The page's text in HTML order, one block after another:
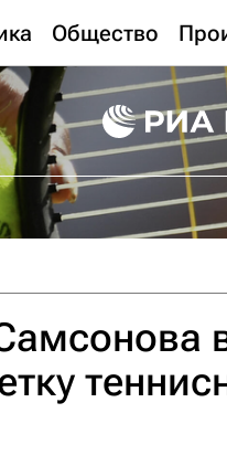
Общество